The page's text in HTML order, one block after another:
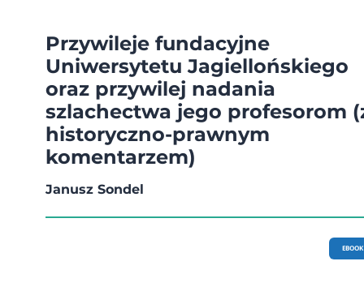
Przywileje fundacyjne
Uniwersytetu Jagiellońskiego
oraz przywilej nadania
szlachectwa jego profesorom
historyczno-prawnym
komentarzem)
Janusz Sondel
EBOOK